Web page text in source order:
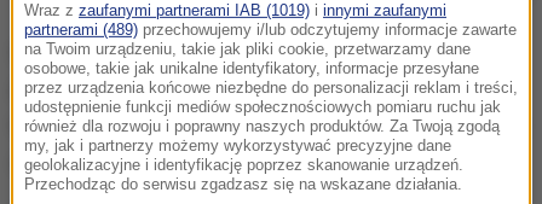
Według innych organizacji, m.in. ośrodka Mediów w
Azaz, liczba ofiar śmiertelnych wynosi 50. Ośrodek
ten dodał, że działania ratunkowe po eksplozji trwały
co najmniej dwie godziny.
Wraz z zaufanymi partnerami IAB (1019) i innymi zaufanymi
partnerami (489) przechowujemy i/lub odczytujemy informacje zawarte
na Twoim urządzeniu, takie jak pliki cookie, przetwarzamy dane
osobowe, takie jak unikalne identyfikatory, informacje przesyłane
przez urządzenia końcowe niezbędne do personalizacji reklam i treści,
udostępnienie funkcji mediów społecznościowych pomiaru ruchu jak
również dla rozwoju i poprawny naszych produktów. Za Twoją zgodą
my, jak i partnerzy możemy wykorzystywać precyzyjne dane
geolokalizacyjne i identyfikację poprzez skanowanie urządzeń.
Przechodząc do serwisu zgadzasz się na wskazane działania.